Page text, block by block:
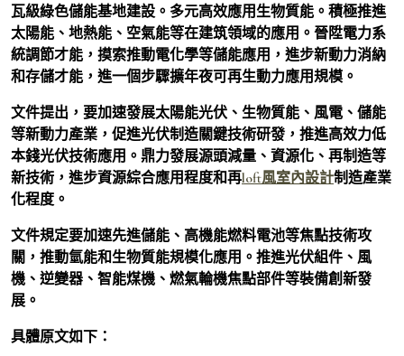
瓦級綠色儲能基地建設。多元高效應用生物質能。積極推進
太陽能、地熱能、空氣能等在建筑領域的應用。晉陞電力系
統調節才能，摸索推動電化學等儲能應用，進步新動力消納
和存儲才能，進一個步驟擴年夜可再生動力應用規模。
文件提出，要加速發展太陽能光伏、生物質能、風電、儲能
等新動力產業，促進光伏制造關鍵技術研發，推進高效力低
本錢光伏技術應用。鼎力發展源頭減量、資源化、再制造等
新技術，進步資源綜合應用程度和再loft風室內設計制造產業
化程度。
文件規定要加速先進儲能、高機能燃料電池等焦點技術攻
關，推動氫能和生物質能規模化應用。推進光伏組件、風
機、逆變器、智能煤機、燃氣輪機焦點部件等裝備創新發
展。
具體原文如下：